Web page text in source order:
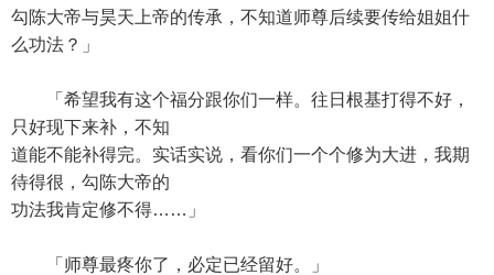
勾陈大帝与昊天上帝的传承，不知道师尊后续要传给姐姐什
么功法？」
「希望我有这个福分跟你们一样。往日根基打得不好，
只好现下来补，不知
道能不能补得完。实话实说，看你们一个个修为大进，我期
待得很，勾陈大帝的
功法我肯定修不得……」
「师尊最疼你了，必定已经留好。」